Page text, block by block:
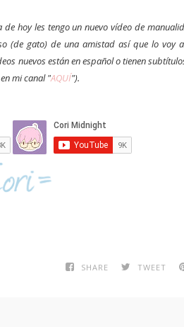
hoy les tengo un nuevo vídeo de
(de gato) de una amistad así que lo voy
nuevos están en español o tienen
mi canal "AQUÍ").
SHARE TWEET